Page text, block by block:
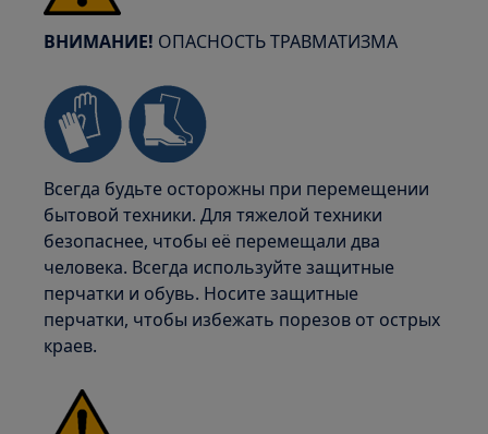
ВНИМАНИЕ! ОПАСНОСТЬ ТРАВМАТИЗМА
Всегда будьте осторожны при перемещении
бытовой техники. Для тяжелой техники
безопаснее, чтобы её перемещали два
человека. Всегда используйте защитные
перчатки и обувь. Носите защитные
перчатки, чтобы избежать порезов от острых
краев.